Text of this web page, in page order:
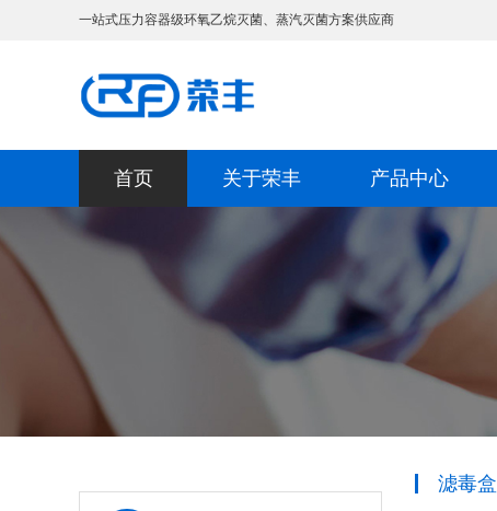
一站式压力容器级环氧乙烷灭菌、蒸汽灭菌方案供应商
首页 关于荣丰 产品中心
滤毒盒